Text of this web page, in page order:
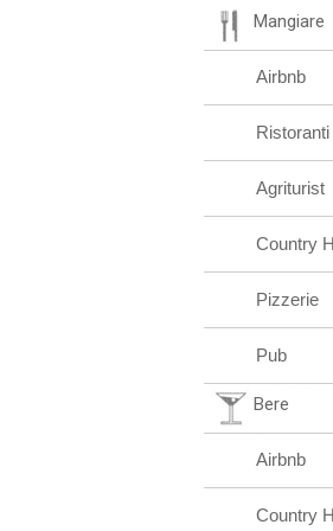
Mangiare
Airbnb
Ristoranti
Agriturist
Country
Pizzerie
Pub
Bere
Airbnb
Country